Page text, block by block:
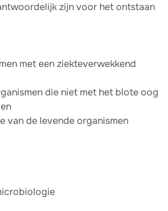
zijn voor het ontstaan
met een ziekteverwekkend
die niet met het blote oog
van de levende organismen